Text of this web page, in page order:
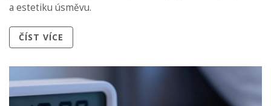
a estetiku úsměvu.
ČÍST VÍCE